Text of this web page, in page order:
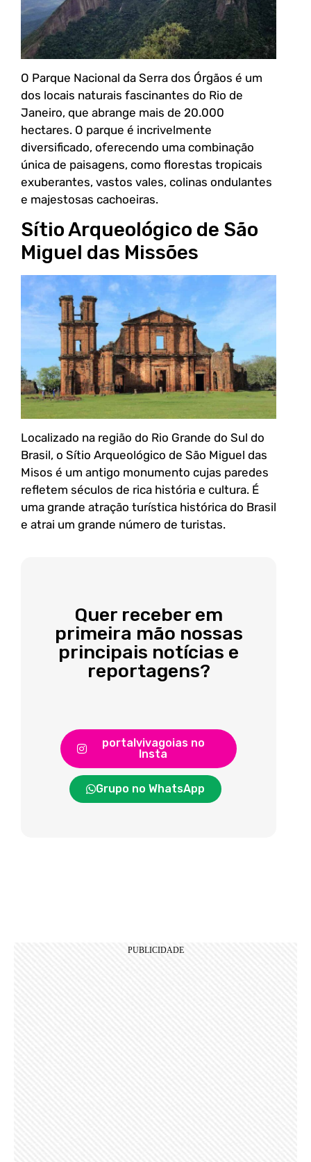
O Parque Nacional da Serra dos Órgãos é um
dos locais naturais fascinantes do Rio de
Janeiro, que abrange mais de 20.000
hectares. O parque é incrivelmente
diversificado, oferecendo uma combinação
única de paisagens, como florestas tropicais
exuberantes, vastos vales, colinas ondulantes
e majestosas cachoeiras.
Sítio Arqueológico de São
Miguel das Missões
Localizado na região do Rio Grande do Sul do
Brasil, o Sítio Arqueológico de São Miguel das
Misos é um antigo monumento cujas paredes
refletem séculos de rica história e cultura. É
uma grande atração turística histórica do Brasil
e atrai um grande número de turistas.
Quer receber em
primeira mão nossas
principais notícias e
reportagens?
portalvivagoias no
Insta
Grupo no WhatsApp